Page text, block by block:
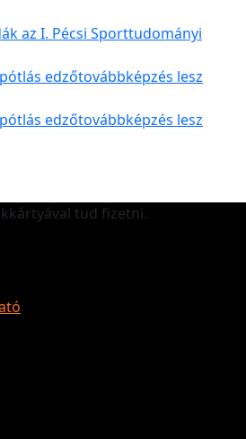
az I. Pécsi Sporttudományi
edzőtovábbképzés lesz
edzőtovábbképzés lesz
tud fizetni.